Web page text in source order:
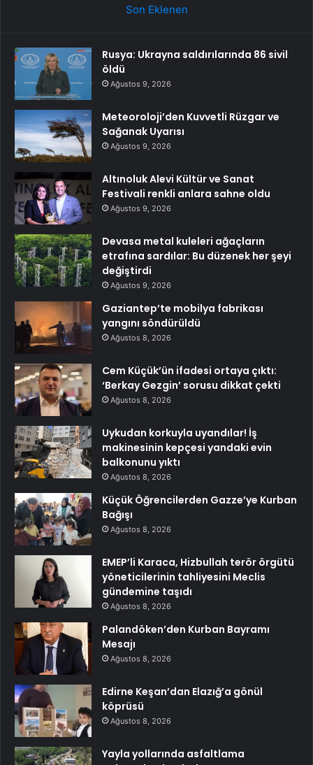
Son Eklenen
Rusya: Ukrayna saldırılarında 86 sivil
öldü
Ağustos 9, 2026
Meteoroloji’den Kuvvetli Rüzgar ve
Sağanak Uyarısı
Ağustos 9, 2026
Altınoluk Alevi Kültür ve Sanat
Festivali renkli anlara sahne oldu
Ağustos 9, 2026
Devasa metal kuleleri ağaçların
etrafına sardılar: Bu düzenek her şeyi
değiştirdi
Ağustos 9, 2026
Gaziantep’te mobilya fabrikası
yangını söndürüldü
Ağustos 8, 2026
Cem Küçük’ün ifadesi ortaya çıktı:
‘Berkay Gezgin’ sorusu dikkat çekti
Ağustos 8, 2026
Uykudan korkuyla uyandılar! İş
makinesinin kepçesi yandaki evin
balkonunu yıktı
Ağustos 8, 2026
Küçük Öğrencilerden Gazze’ye Kurban
Bağışı
Ağustos 8, 2026
EMEP’li Karaca, Hizbullah terör örgütü
yöneticilerinin tahliyesini Meclis
gündemine taşıdı
Ağustos 8, 2026
Palandöken’den Kurban Bayramı
Mesajı
Ağustos 8, 2026
Edirne Keşan’dan Elazığ’a gönül
köprüsü
Ağustos 8, 2026
Yayla yollarında asfaltlama